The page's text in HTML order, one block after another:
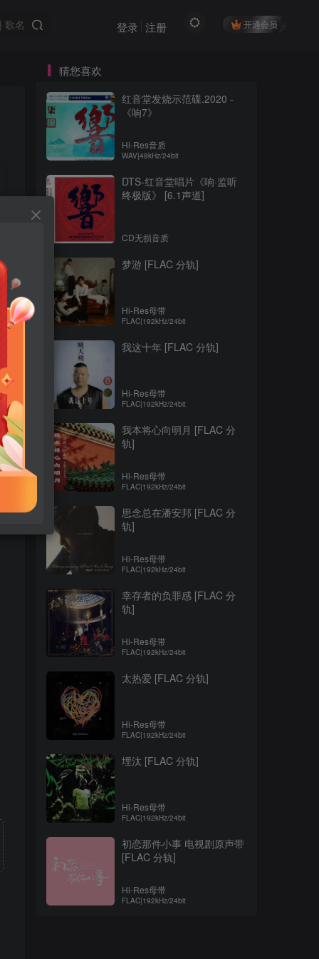
开通会员
登录 注册
猜您喜欢
红音堂发烧示范碟.2020 -
《响7》
Hi-Res音质
WAV|48kHz/24bit
DTS-红音堂唱片《响·监听
终极版》 [6.1声道]
CD无损音质
梦游 [FLAC 分轨]
Hi-Res母带
FLAC|192kHz/24bit
我这十年 [FLAC 分轨]
Hi-Res母带
FLAC|192kHz/24bit
我本将心向明月 [FLAC 分
轨]
Hi-Res母带
FLAC|192kHz/24bit
思念总在潘安邦 [FLAC 分
轨]
Hi-Res母带
FLAC|192kHz/24bit
幸存者的负罪感 [FLAC 分
轨]
Hi-Res母带
FLAC|192kHz/24bit
太热爱 [FLAC 分轨]
Hi-Res母带
FLAC|192kHz/24bit
埋汰 [FLAC 分轨]
Hi-Res母带
FLAC|192kHz/24bit
初恋那件小事 电视剧原声带
[FLAC 分轨]
Hi-Res母带
FLAC|192kHz/24bit